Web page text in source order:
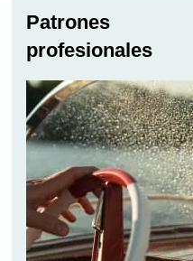
Patrones
profesionales